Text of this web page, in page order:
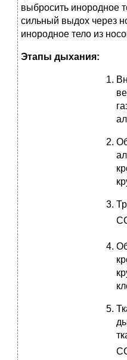
выбросить инородное
сильный выдох через
инородное тело из
Этапы дыхания: